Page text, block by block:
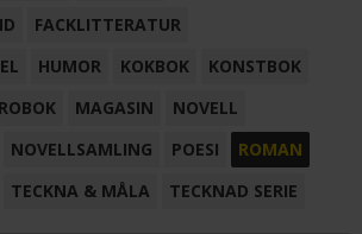
FACKLITTERATUR
HUMOR KOKBOK
KONSTBOK
MAGASIN
NOVELL
NOVELLSAMLING POESI
ROMAN
TECKNA & MÅLA TECKNAD SERIE